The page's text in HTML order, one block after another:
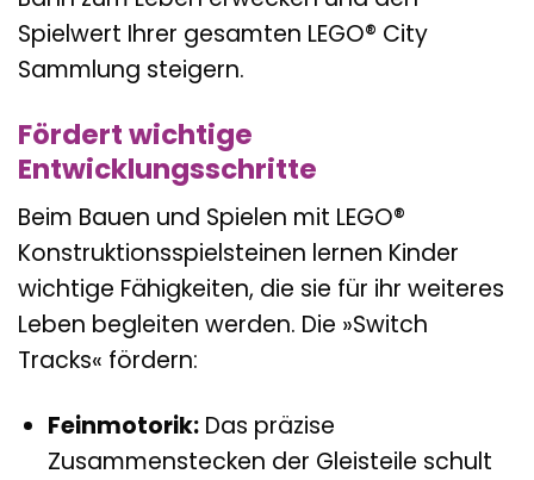
Spielwert Ihrer gesamten LEGO® City
Sammlung steigern.
Fördert wichtige
Entwicklungsschritte
Beim Bauen und Spielen mit LEGO®
Konstruktionsspielsteinen lernen Kinder
wichtige Fähigkeiten, die sie für ihr weiteres
Leben begleiten werden. Die »Switch
Tracks« fördern:
Feinmotorik:Das präzise
Zusammenstecken der Gleisteile schult